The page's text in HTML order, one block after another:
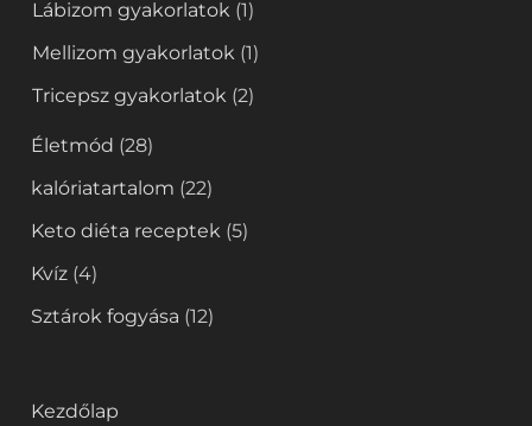
Lábizom gyakorlatok (1)
Mellizom gyakorlatok (1)
Tricepsz gyakorlatok (2)
Életmód (28)
kalóriatartalom (22)
Keto diéta receptek (5)
Kvíz (4)
Sztárok fogyása (12)
Kezdőlap